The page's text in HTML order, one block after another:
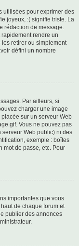
utilisées pour exprimer des
joyeux, :( signifie triste. La
rédaction de message.
rendre un
retirer ou simplement
défini un nombre
Par ailleurs, si
charger une image
sur un serveur Web
Vous ne pouvez pas
serveur Web public) ni des
exemple : boîtes
mot de passe, etc. Pour
importantes que vous
de chaque forum et
publier des annonces